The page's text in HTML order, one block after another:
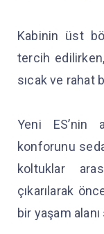
Kabinin üst
tercih
sıcak ve rahat
Yeni ES’nin
konforunu
koltuklar
çıkarılarak
bir yaşam